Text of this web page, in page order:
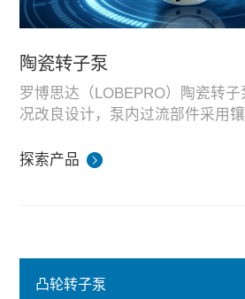
凸轮转子泵
陶瓷转子泵
罗博思达（LOBEPRO）陶瓷转
况改良设计，泵内过流部件采用
命。
盐结晶、各类硬质矿浆等含硬质颗
探索产品